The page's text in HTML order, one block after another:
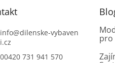
info@dilenske-vybaven
i.cz
00420 731 941 570
pro